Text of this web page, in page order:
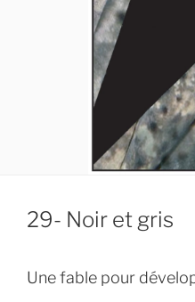
29- Noir et gris
Une fable pour